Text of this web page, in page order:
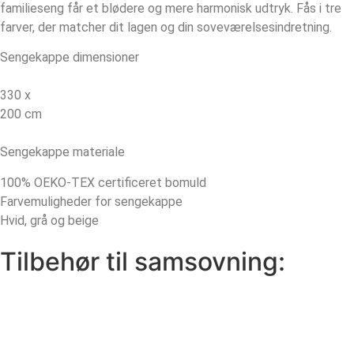
familieseng får et blødere og mere harmonisk udtryk. Fås i tre
farver, der matcher dit lagen og din soveværelsesindretning.
Sengekappe dimensioner
330 x
200 cm
Sengekappe materiale
100% OEKO-TEX certificeret bomuld
Farvemuligheder for sengekappe
Hvid, grå og beige
Tilbehør til samsovning: